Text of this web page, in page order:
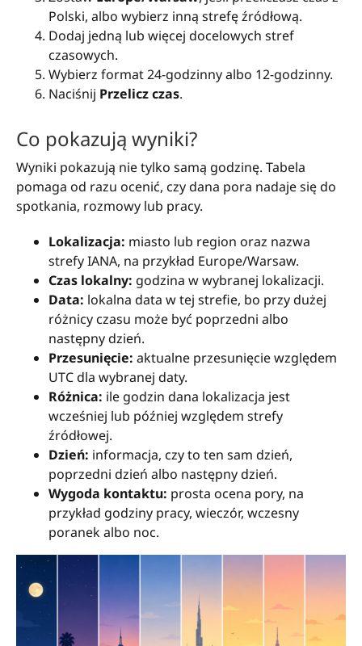
Polski, albo wybierz inną strefę źródłową.
Dodaj jedną lub więcej docelowych stref
czasowych.
Wybierz format 24-godzinny albo 12-godzinny.
Naciśnij Przelicz czas.
Co pokazują wyniki?
Wyniki pokazują nie tylko samą godzinę. Tabela
pomaga od razu ocenić, czy dana pora nadaje się do
spotkania, rozmowy lub pracy.
Lokalizacja: miasto lub region oraz nazwa
strefy IANA, na przykład Europe/Warsaw.
Czas lokalny: godzina w wybranej lokalizacji.
Data: lokalna data w tej strefie, bo przy dużej
różnicy czasu może być poprzedni albo
następny dzień.
Przesunięcie: aktualne przesunięcie względem
UTC dla wybranej daty.
Różnica: ile godzin dana lokalizacja jest
wcześniej lub później względem strefy
źródłowej.
Dzień: informacja, czy to ten sam dzień,
poprzedni dzień albo następny dzień.
Wygoda kontaktu: prosta ocena pory, na
przykład godziny pracy, wieczór, wczesny
poranek albo noc.